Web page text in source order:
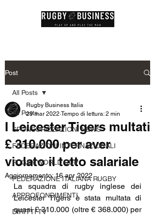
Post
All Posts
SPONSORIZZAZIONI NEWS
FEDERAZIONI INTERNAZIONALI
RUGBY WORLD CUP
FEDERAZIONE ITALIANA RUGBY
APPROFONDIMENTI
DIRITTI TV
All Posts
I Leicester Tigers multati
£ 310.000 per aver
violato il tetto salariale
Rugby Business Italia
29 mar 2022 Tempo di lettura: 2 min
Aggiornamento:16 apr 2022
La squadra di rugby inglese dei
Leicester Tigers è stata multata di
quasi £ 310.000 (oltre € 368.000) per